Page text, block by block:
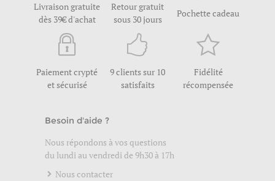
Livraison gratuite
dès 39€ d'achat
Retour gratuit
sous 30 jours
Pochette cadeau
Paiement crypté
et sécurisé
9 clients sur 10
satisfaits
Fidélité
récompensée
Besoin d'aide ?
Nous répondons à vos questions
du lundi au vendredi de 9h30 à 17h
Nous contacter